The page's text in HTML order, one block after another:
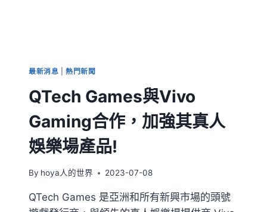
最新消息 |熱門新聞
QTech Games與Vivo
Gaming合作，加強其真人
娛樂場產品!
By hoya人的世界 2023-07-08
QTech Games 是亞洲和所有新興市場的頭​​號